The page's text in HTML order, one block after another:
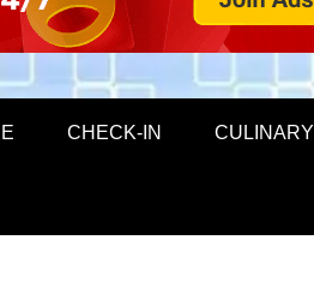
CHECK-IN CULINARY